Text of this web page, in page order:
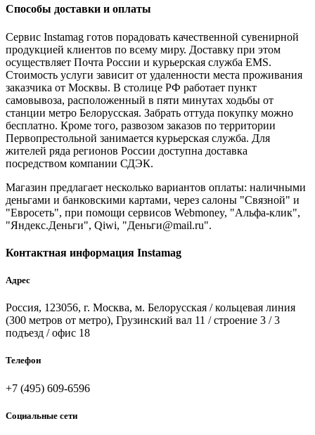
Способы доставки и оплаты
Сервис Instamag готов порадовать качественной сувенирной
продукцией клиентов по всему миру. Доставку при этом
осуществляет Почта России и курьерская служба EMS.
Стоимость услуги зависит от удаленности места проживания
заказчика от Москвы. В столице РФ работает пункт
самовывоза, расположенный в пяти минутах ходьбы от
станции метро Белорусская. Забрать оттуда покупку можно
бесплатно. Кроме того, развозом заказов по территории
Первопрестольной занимается курьерская служба. Для
жителей ряда регионов России доступна доставка
посредством компании СДЭК.
Магазин предлагает несколько вариантов оплаты: наличными
деньгами и банковскими картами, через салоны "Связной" и
"Евросеть", при помощи сервисов Webmoney, "Альфа-клик",
"Яндекс.Деньги", Qiwi, "Деньги@mail.ru".
Контактная информация Instamag
Адрес
Россия, 123056, г. Москва, м. Белорусская / кольцевая линия
(300 метров от метро), Грузинский вал 11 / строение 3 / 3
подъезд / офис 18
Телефон
+7 (495) 609-6596
Социальные сети